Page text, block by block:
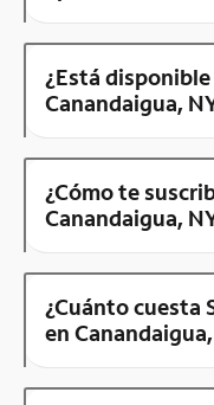
¿Está
Canandaigua,
¿Cómo te
Canandaigua,
¿Cuánto cuesta
en